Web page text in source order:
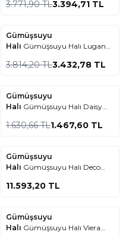
3.771,90TL3.394,71 TL
Yeni Ürün
%10
Favorilere Ekle
Gümüşsuyu
Halı Gümüşsuyu Halı Lugano
3.814,20TL3.432,78 TL
%10
Favorilere Ekle
Gümüşsuyu
Halı Gümüşsuyu Halı Daisy
1.630,66TL1.467,60 TL
Favorilere Ekle
Gümüşsuyu
Halı Gümüşsuyu Halı Deco
11.593,20 TL
Favorilere Ekle
Gümüşsuyu
Halı Gümüşsuyu Halı Viera